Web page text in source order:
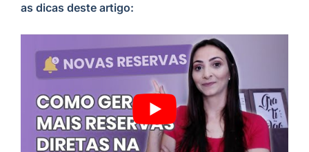
as dicas deste artigo: